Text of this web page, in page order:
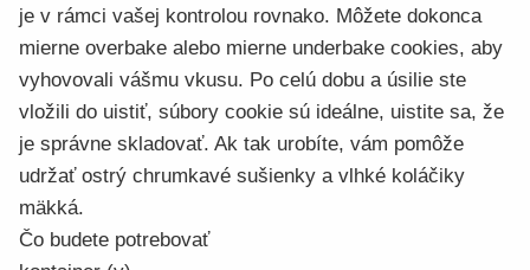
je v rámci vašej kontrolou rovnako. Môžete dokonca
mierne overbake alebo mierne underbake cookies, aby
vyhovovali vášmu vkusu. Po celú dobu a úsilie ste
vložili do uistiť, súbory cookie sú ideálne, uistite sa, že
je správne skladovať. Ak tak urobíte, vám pomôže
udržať ostrý chrumkavé sušienky a vlhké koláčiky
mäkká.
Čo budete potrebovať